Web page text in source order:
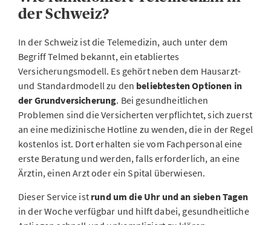
der Schweiz?
In der Schweiz ist die Telemedizin, auch unter dem
Begriff Telmed bekannt, ein etabliertes
Versicherungsmodell. Es gehört neben dem Hausarzt-
und Standardmodell zu den beliebtesten Optionen in
der Grundversicherung. Bei gesundheitlichen
Problemen sind die Versicherten verpflichtet, sich zuerst
an eine medizinische Hotline zu wenden, die in der Regel
kostenlos ist. Dort erhalten sie vom Fachpersonal eine
erste Beratung und werden, falls erforderlich, an eine
Ärztin, einen Arzt oder ein Spital überwiesen.
Dieser Service istrund um die Uhr und an sieben Tagen
in der Woche verfügbar und hilft dabei, gesundheitliche